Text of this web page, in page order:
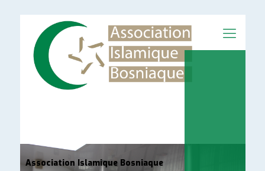
Association Islamique Bosniaque